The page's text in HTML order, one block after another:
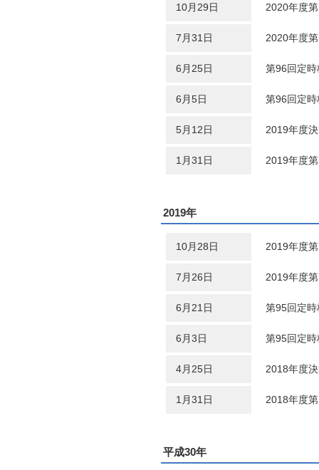
10月29日 2020年度
7月31日 2020年度
6月25日 第96回定
6月5日 第96回定
5月12日 2019年度
1月31日 2019年度
2019年
10月28日 2019年度
7月26日 2019年度
6月21日 第95回定
6月3日 第95回定
4月25日 2018年度
1月31日 2018年度
平成30年